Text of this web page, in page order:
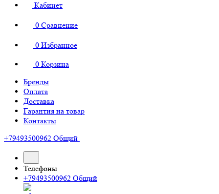
Кабинет
0 Сравнение
0 Избранное
0 Корзина
Бренды
Оплата
Доставка
Гарантия на товар
Контакты
+79493500962 Общий
Телефоны
+79493500962 Общий